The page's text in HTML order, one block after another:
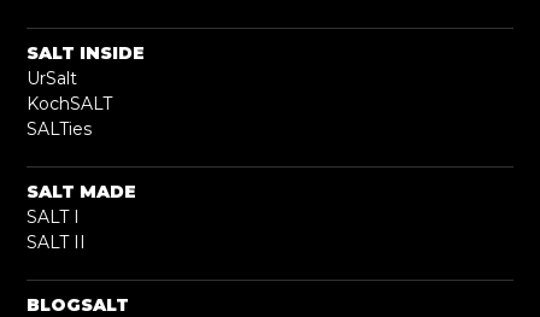
SALT INSIDE
UrSalt
KochSALT
SALTies
SALT MADE
SALT I
SALT II
BLOGSALT